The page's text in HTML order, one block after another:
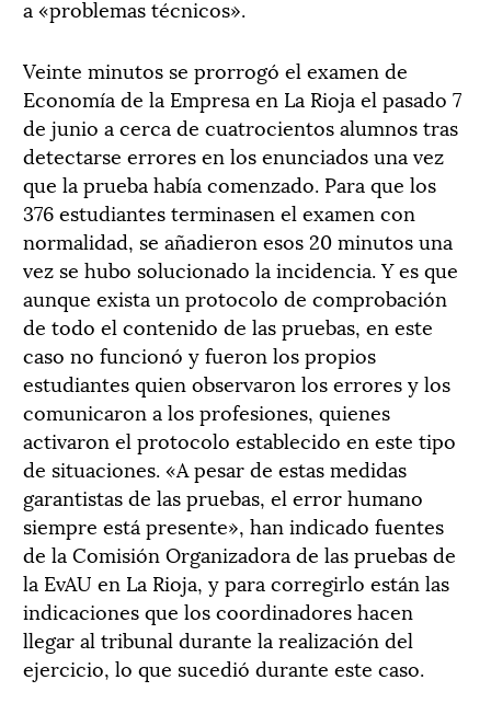
a «problemas técnicos».
Veinte minutos se prorrogó el examen de
Economía de la Empresa en La Rioja el pasado 7
de junio a cerca de cuatrocientos alumnos tras
detectarse errores en los enunciados una vez
que la prueba había comenzado. Para que los
376 estudiantes terminasen el examen con
normalidad, se añadieron esos 20 minutos una
vez se hubo solucionado la incidencia. Y es que
aunque exista un protocolo de comprobación
de todo el contenido de las pruebas, en este
caso no funcionó y fueron los propios
estudiantes quien observaron los errores y los
comunicaron a los profesiones, quienes
activaron el protocolo establecido en este tipo
de situaciones. «A pesar de estas medidas
garantistas de las pruebas, el error humano
siempre está presente», han indicado fuentes
de la Comisión Organizadora de las pruebas de
la EvAU en La Rioja, y para corregirlo están las
indicaciones que los coordinadores hacen
llegar al tribunal durante la realización del
ejercicio, lo que sucedió durante este caso.